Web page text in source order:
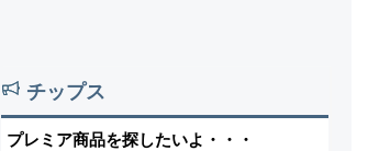
チップス
プレミア商品を探したいよ・・・